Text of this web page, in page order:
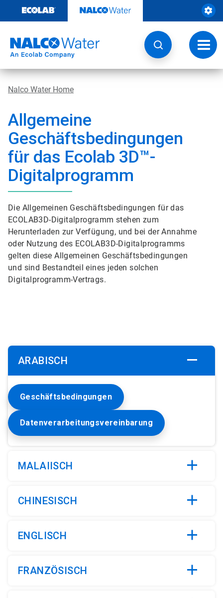
Inhalt
Nalco Water Home
Allgemeine
Geschäftsbedingungen
für das Ecolab 3D™-
Digitalprogramm
Die Allgemeinen Geschäftsbedingungen für das
ECOLAB3D-Digitalprogramm stehen zum
Herunterladen zur Verfügung, und bei der Annahme
oder Nutzung des ECOLAB3D-Digitalprogramms
gelten diese Allgemeinen Geschäftsbedingungen
und sind Bestandteil eines jeden solchen
Digitalprogramm-Vertrags.
ARABISCH
Geschäftsbedingungen
Datenverarbeitungsvereinbarung
MALAIISCH
CHINESISCH
ENGLISCH
FRANZÖSISCH